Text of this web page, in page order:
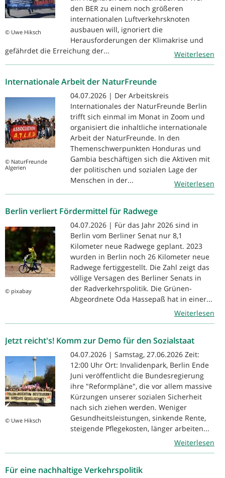
© Uwe Hiksch
den BER zu einem noch größeren
internationalen Luftverkehrsknoten
ausbauen will, ignoriert die
Herausforderungen der Klimakrise und
gefährdet die Erreichung der...
Weiterlesen
Internationale Arbeit der NaturFreunde
© NaturFreunde
Algerien
04.07.2026 | Der Arbeitskreis
Internationales der NaturFreunde Berlin
trifft sich einmal im Monat in Zoom und
organisiert die inhaltliche internationale
Arbeit der NaturFreunde. In den
Themenschwerpunkten Honduras und
Gambia beschäftigen sich die Aktiven mit
der politischen und sozialen Lage der
Menschen in der...
Weiterlesen
Berlin verliert Fördermittel für Radwege
© pixabay
04.07.2026 | Für das Jahr 2026 sind in
Berlin vom Berliner Senat nur 8,1
Kilometer neue Radwege geplant. 2023
wurden in Berlin noch 26 Kilometer neue
Radwege fertiggestellt. Die Zahl zeigt das
völlige Versagen des Berliner Senats in
der Radverkehrspolitik. Die Grünen-
Abgeordnete Oda Hassepaß hat in einer...
Weiterlesen
Jetzt reicht's! Komm zur Demo für den Sozialstaat
© Uwe Hiksch
04.07.2026 | Samstag, 27.06.2026 Zeit:
12:00 Uhr Ort: Invalidenpark, Berlin Ende
Juni veröffentlicht die Bundesregierung
ihre "Reformpläne", die vor allem massive
Kürzungen unserer sozialen Sicherheit
nach sich ziehen werden. Weniger
Gesundheitsleistungen, sinkende Rente,
steigende Pflegekosten, länger arbeiten...
Weiterlesen
Für eine nachhaltige Verkehrspolitik